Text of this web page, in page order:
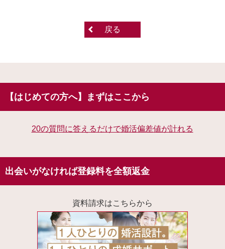
戻る
【はじめての方へ】まずはここから
20の質問に答えるだけで婚活偏差値が計れる
出会いがなければ登録料を全額返金
資料請求はこちらから